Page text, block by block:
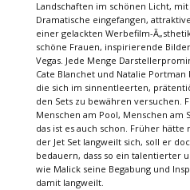
Landschaften im schönen Licht,
Dramatische eingefangen,
einer gelackten Werbefilm-
schöne Frauen, inspirierende
Vegas. Jede Menge
Cate Blanchet und Natalie
die sich im sinnentleerten,
den Sets zu bewähren versuchen.
Menschen am Pool, Menschen am
das ist es auch schon. Früher hätte
der Jet Set langweilt sich, soll er
bedauern, dass so ein talentierter
wie Malick seine Begabung und
damit langweilt.